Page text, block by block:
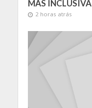
MÁS INCLUSIVA
2 horas atrás